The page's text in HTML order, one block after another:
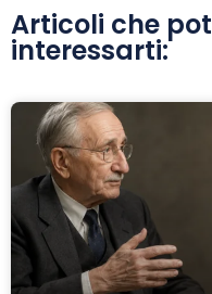
Articoli che
interessarti: